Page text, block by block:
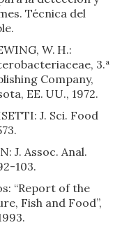
Técnica del
W. H.:
3.ª
Company,
EE. UU., 1972.
J. Sci. Food
J. Assoc. Anal.
103.
“Report of the
Fish and Food”,